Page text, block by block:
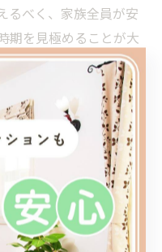
るべく、家族全員が安
期を見極めることが大
な親との同居
が与える影響とは